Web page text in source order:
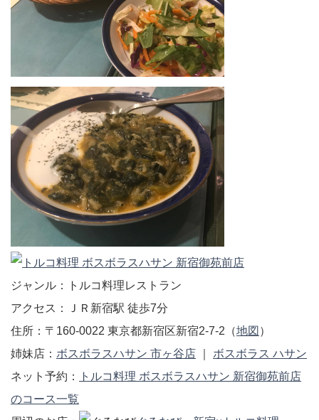
ジャンル：トルコ料理レストラン
アクセス：ＪＲ新宿駅 徒歩7分
住所：〒160-0022 東京都新宿区新宿2-7-2（地図 ）
姉妹店： ボスボラスハサン 市ヶ谷店
ボスボラス ハサン
ネット予約：
トルコ料理 ボスボラスハサン 新宿御苑前店
のコース一覧